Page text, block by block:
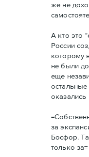
же не
А кто это
России
которому
не были
еще
оказались
за
Босфор.
только за=